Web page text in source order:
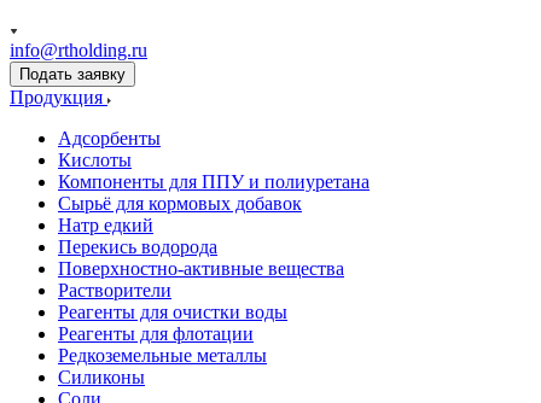
info@rtholding.ru
Подать заявку
Продукция
Адсорбенты
Кислоты
Компоненты для ППУ и полиуретана
Сырьё для кормовых добавок
Натр едкий
Перекись водорода
Поверхностно-активные вещества
Растворители
Реагенты для очистки воды
Реагенты для флотации
Редкоземельные металлы
Силиконы
Соли